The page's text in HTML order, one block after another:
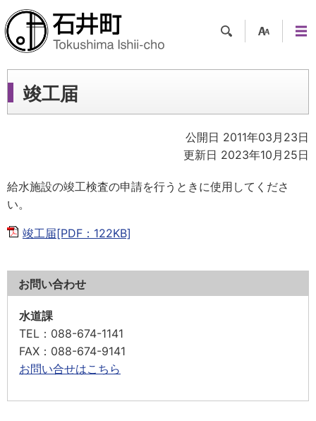
ツー
ュー
竣工届
公開日 2011年03月23日
更新日 2023年10月25日
給水施設の竣工検査の申請を行うときに使用してくださ
い。
竣工届[PDF：122KB]
お問い合わせ
水道課
TEL ：088-674-1141
FAX ：088-674-9141
お問い合せはこちら